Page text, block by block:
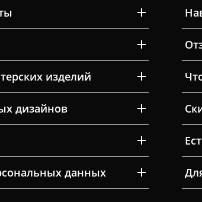
изделий
дизайнов
данных